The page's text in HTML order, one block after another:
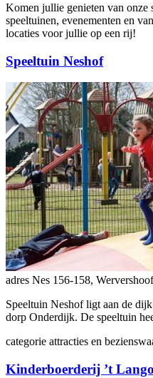
Komen jullie genieten van onze
speeltuinen, evenementen en
locaties voor jullie op een rij!
Speeltuin Neshof
adres Nes 156-158, Wervershoof
Speeltuin Neshof ligt aan de
dorp Onderdijk. De speeltuin
categorie attracties en
Kinderboerderij ’t